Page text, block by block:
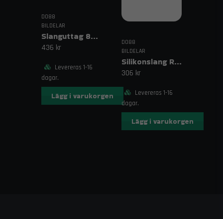
DO88
BILDELAR
Slanguttag 8mm (5/16")
436 kr
Levereras 1-16
dagar.
Lägg i varukorgen
DO88
BILDELAR
Silikonslang Röd 3–4" (76–102mm)
306 kr
Levereras 1-16
dagar.
Lägg i varukorgen